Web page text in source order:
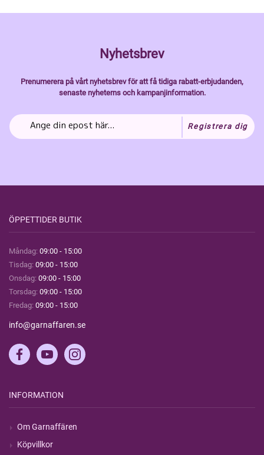
Nyhetsbrev
Prenumerera på vårt nyhetsbrev för att få tidiga rabatt-erbjudanden,
senaste nyheterns och kampanjinformation.
Registrera dig
ÖPPETTIDER BUTIK
Måndag: 09:00 - 15:00
Tisdag: 09:00 - 15:00
Onsdag: 09:00 - 15:00
Torsdag: 09:00 - 15:00
Fredag: 09:00 - 15:00
info@garnaffaren.se
INFORMATION
Om Garnaffären
Köpvillkor